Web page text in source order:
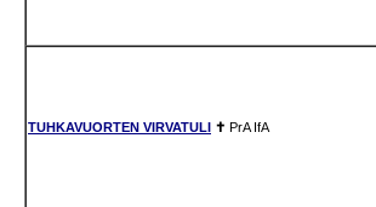
TUHKAVUORTEN VIRVATULI ✝ PrA IfA